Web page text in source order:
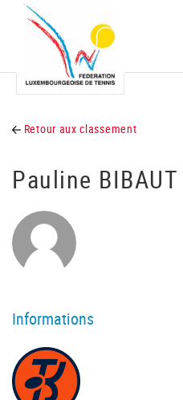
Retour aux classement
Pauline BIBAUT
Informations